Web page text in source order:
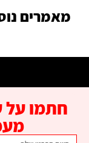
מאמרים
חתמו על